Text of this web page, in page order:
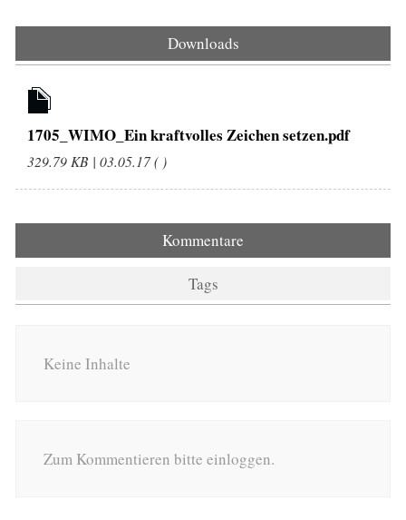
Downloads
1705_WIMO_Ein kraftvolles Zeichen setzen.pdf
329.79 KB | 03.05.17 ( )
Kommentare
Tags
Keine Inhalte
Zum Kommentieren bitte einloggen.